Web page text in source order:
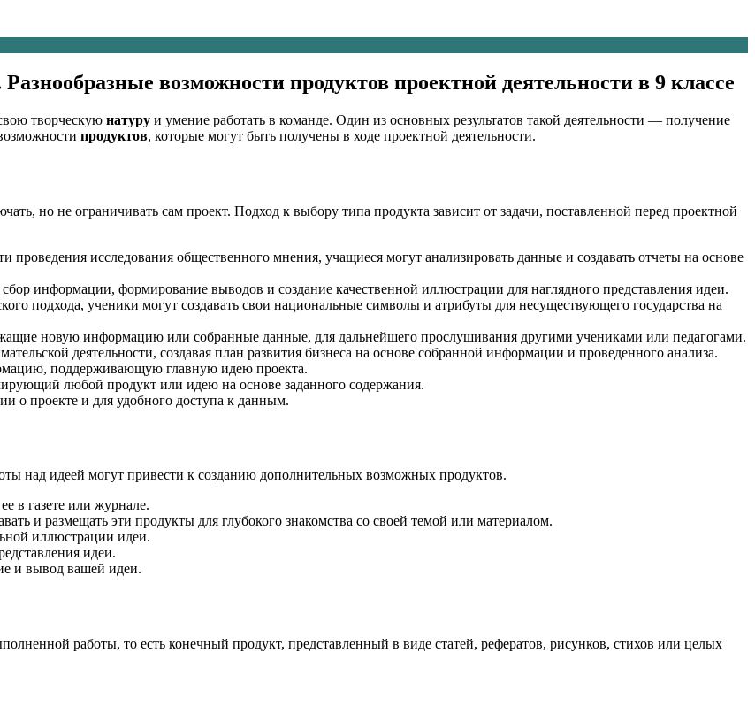
возможности продуктов проектной деятельности в 9 классе
творческую натуру и умение работать в команде. Один из основных результатов такой деятельности — получение
продуктов, которые могут быть получены в ходе проектной деятельности.
но не ограничивать сам проект. Подход к выбору типа продукта зависит от задачи, поставленной перед проектной
проведения исследования общественного мнения, учащиеся могут анализировать данные и создавать отчеты на основе
информации, формирование выводов и создание качественной иллюстрации для наглядного представления идеи.
подхода, ученики могут создавать свои национальные символы и атрибуты для несуществующего государства на
новую информацию или собранные данные, для дальнейшего прослушивания другими учениками или педагогами.
деятельности, создавая план развития бизнеса на основе собранной информации и проведенного анализа.
поддерживающую главную идею проекта.
любой продукт или идею на основе заданного содержания.
о проекте и для удобного доступа к данным.
над идеей могут привести к созданию дополнительных возможных продуктов.
в газете или журнале.
и размещать эти продукты для глубокого знакомства со своей темой или материалом.
иллюстрации идеи.
идеи.
и вывод вашей идеи.
работы, то есть конечный продукт, представленный в виде статей, рефератов, рисунков, стихов или целых